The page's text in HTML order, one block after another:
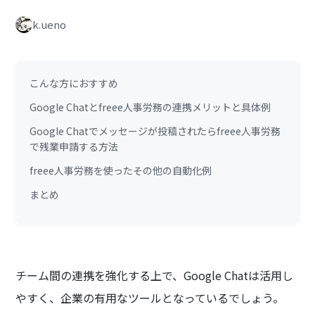
k.ueno
こんな方におすすめ
Google Chatとfreee人事労務の連携メリットと具体例
Google Chatでメッセージが投稿されたらfreee人事労務
で残業申請する方法
freee人事労務を使ったその他の自動化例
まとめ
チーム間の連携を強化する上で、Google Chatは活用し
やすく、企業の有用なツールとなっているでしょう。